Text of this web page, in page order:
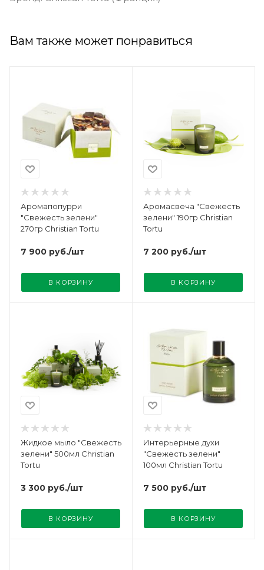
Вам также может понравиться
Аромапопурри
"Свежесть зелени"
270гр Christian Tortu
7 900 руб./шт
В КОРЗИНУ
Аромасвеча "Свежесть
зелени" 190гр Christian
Tortu
7 200 руб./шт
В КОРЗИНУ
Жидкое мыло "Свежесть
зелени" 500мл Christian
Tortu
3 300 руб./шт
В КОРЗИНУ
Интерьерные духи
"Свежесть зелени"
100мл Christian Tortu
7 500 руб./шт
В КОРЗИНУ